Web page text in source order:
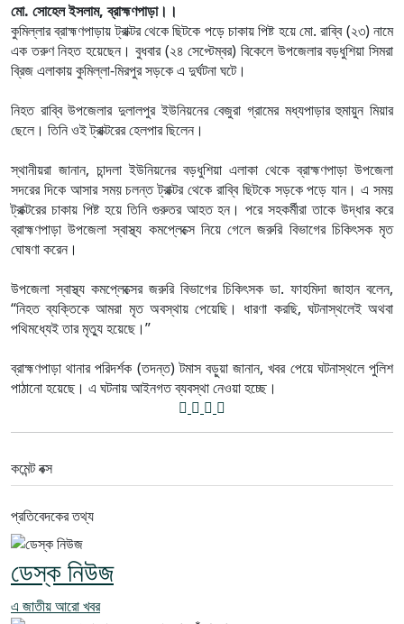
মো. সোহেল ইসলাম, ব্রাহ্মণপাড়া।।
কুমিল্লার ব্রাহ্মণপাড়ায় ট্রাক্টর থেকে ছিটকে পড়ে চাকায় পিষ্ট হয়ে মো. রাব্বি (২৩) নামে
এক তরুণ নিহত হয়েছেন। বুধবার (২৪ সেপ্টেম্বর) বিকেলে উপজেলার বড়ধুশিয়া সিমরা
ব্রিজ এলাকায় কুমিল্লা-মিরপুর সড়কে এ দুর্ঘটনা ঘটে।
নিহত রাব্বি উপজেলার দুলালপুর ইউনিয়নের বেজুরা গ্রামের মধ্যপাড়ার হুমায়ুন মিয়ার
ছেলে। তিনি ওই ট্রাক্টরের হেলপার ছিলেন।
স্থানীয়রা জানান, চান্দলা ইউনিয়নের বড়ধুশিয়া এলাকা থেকে ব্রাহ্মণপাড়া উপজেলা
সদরের দিকে আসার সময় চলন্ত ট্রাক্টর থেকে রাব্বি ছিটকে সড়কে পড়ে যান। এ সময়
ট্রাক্টরের চাকায় পিষ্ট হয়ে তিনি গুরুতর আহত হন। পরে সহকর্মীরা তাকে উদ্ধার করে
ব্রাহ্মণপাড়া উপজেলা স্বাস্থ্য কমপ্লেক্সে নিয়ে গেলে জরুরি বিভাগের চিকিৎসক মৃত
ঘোষণা করেন।
উপজেলা স্বাস্থ্য কমপ্লেক্সের জরুরি বিভাগের চিকিৎসক ডা. ফাহমিদা জাহান বলেন,
“নিহত ব্যক্তিকে আমরা মৃত অবস্থায় পেয়েছি। ধারণা করছি, ঘটনাস্থলেই অথবা
পথিমধ্যেই তার মৃত্যু হয়েছে।”
ব্রাহ্মণপাড়া থানার পরিদর্শক (তদন্ত) টমাস বড়ুয়া জানান, খবর পেয়ে ঘটনাস্থলে পুলিশ
পাঠানো হয়েছে। এ ঘটনায় আইনগত ব্যবস্থা নেওয়া হচ্ছে।
কমেন্ট বক্স
প্রতিবেদকের তথ্য
ডেস্ক নিউজ
এ জাতীয় আরো খবর